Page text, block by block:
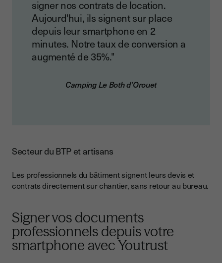
signer nos contrats de location.
Aujourd'hui, ils signent sur place
depuis leur smartphone en 2
minutes. Notre taux de conversion a
augmenté de 35%."
Camping Le Both d'Orouet
Secteur du BTP et artisans
Les professionnels du bâtiment signent leurs devis et
contrats directement sur chantier, sans retour au bureau.
Signer vos documents
professionnels depuis votre
smartphone avec Youtrust